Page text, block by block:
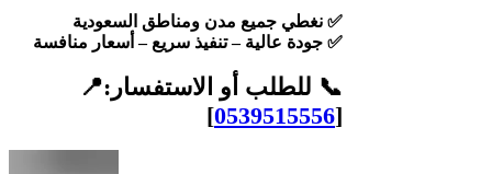
✅ نغطي جميع مدن ومناطق السعودية
✅ جودة عالية – تنفيذ سريع – أسعار منافسة
📞 للطلب أو الاستفسار:📍
[
0539515556
]